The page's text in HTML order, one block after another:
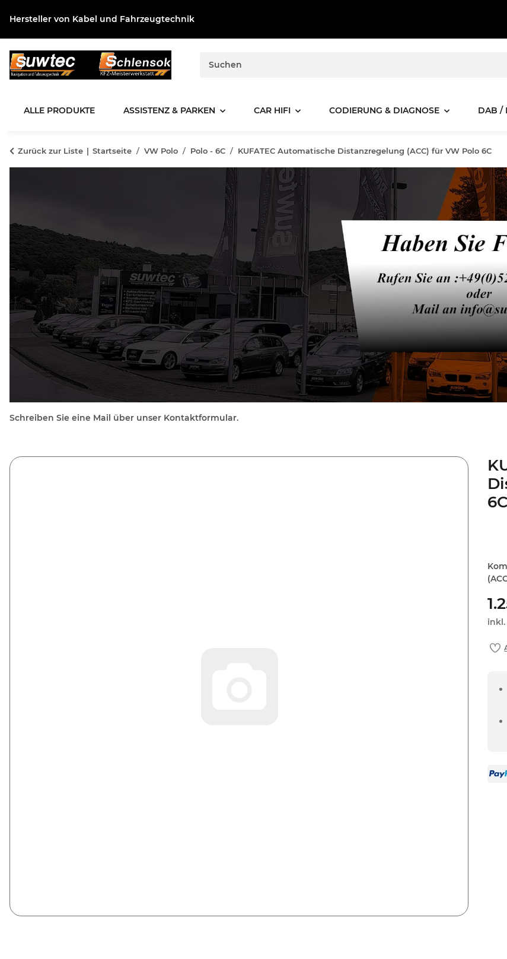
Hersteller von Kabel und Fahrzeugtechnik
ALLE PRODUKTE ASSISTENZ & PARKEN CAR HIFI CODIERUNG & DIAGNOSE DAB /
Zurück zur Liste Startseite VW Polo Polo - 6C KUFATEC Automatische Distanzregelung (ACC) für VW Polo 6C
Schreiben Sie eine Mail über unser Kontaktformular.
6C
inkl.